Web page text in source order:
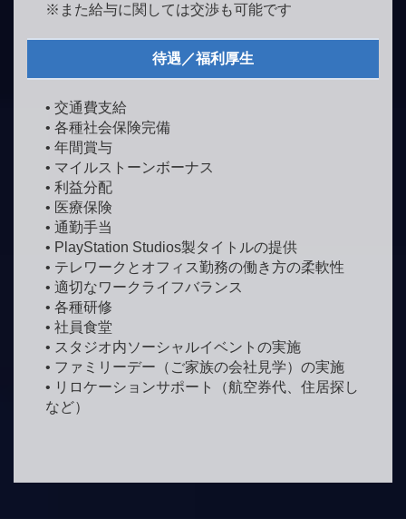
※また給与に関しては交渉も可能です
待遇／福利厚生
• 交通費支給
• 各種社会保険完備
• 年間賞与
• マイルストーンボーナス
• 利益分配
• 医療保険
• 通勤手当
• PlayStation Studios製タイトルの提供
• テレワークとオフィス勤務の働き方の柔軟性
• 適切なワークライフバランス
• 各種研修
• 社員食堂
• スタジオ内ソーシャルイベントの実施
• ファミリーデー（ご家族の会社見学）の実施
• リロケーションサポート（航空券代、住居探し
など）